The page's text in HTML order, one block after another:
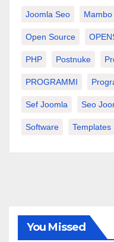
Joomla Seo Mambo
Open Source
PHP Postnuke
PROGRAMMI
Sef Joomla Seo
Software Templates
You Missed